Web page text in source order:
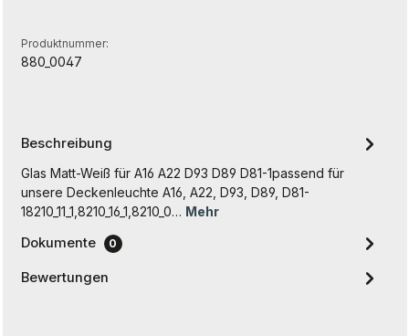
Produktnummer:
880_0047
Beschreibung
Glas Matt-Weiß für A16 A22 D93 D89 D81-1passend für
unsere Deckenleuchte A16, A22, D93, D89, D81-
18210_11_1,8210_16_1,8210_0… Mehr
Dokumente 0
Bewertungen